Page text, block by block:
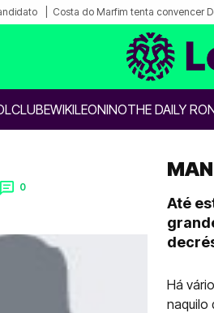
Costa do Marfim tenta convencer
CLUBEWIKILEONINOTHE DAILY
0
Até
Há
naquilo